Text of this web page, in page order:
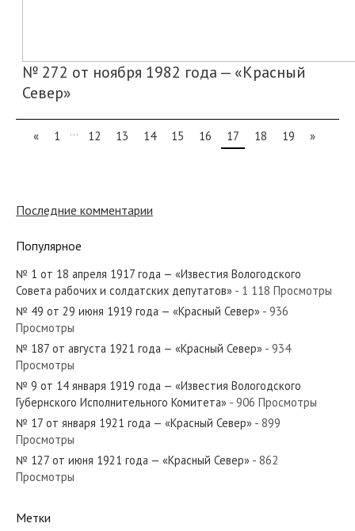
№ 272 от ноября 1982 года — «Красный
Север»
« 1 ... 12 13 14 15 16 17 18 19 »
Последние комментарии
Популярное
№ 1 от 18 апреля 1917 года — «Известия Вологодского
Совета рабочих и солдатских депутатов» - 1 118 Просмотры
№ 49 от 29 июня 1919 года — «Красный Север» - 936
Просмотры
№ 187 от августа 1921 года — «Красный Север» - 934
Просмотры
№ 9 от 14 января 1919 года — «Известия Вологодского
Губернского Исполнительного Комитета» - 906 Просмотры
№ 17 от января 1921 года — «Красный Север» - 899
Просмотры
№ 127 от июня 1921 года — «Красный Север» - 862
Просмотры
Метки